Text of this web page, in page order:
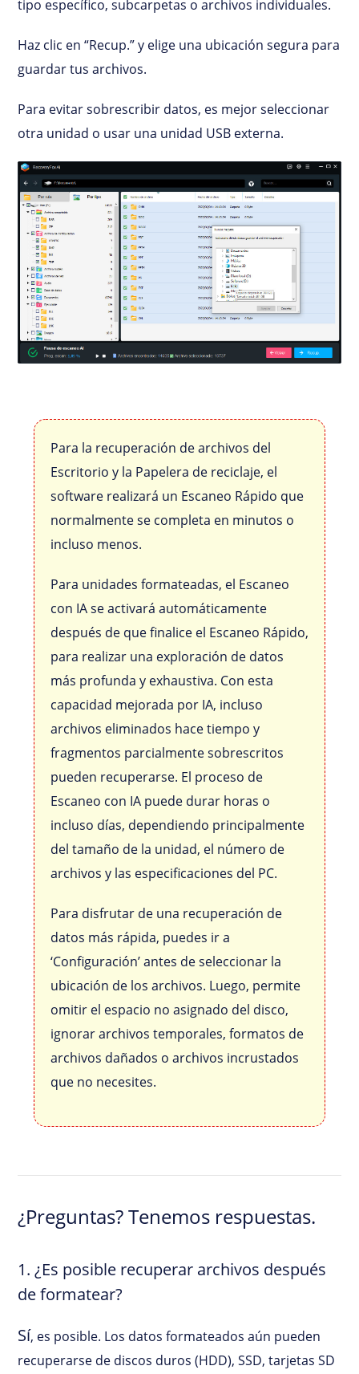
tipo específico, subcarpetas o archivos individuales.
Haz clic en “Recup.” y elige una ubicación segura para
guardar tus archivos.
Para evitar sobrescribir datos, es mejor seleccionar
otra unidad o usar una unidad USB externa.
Para la recuperación de archivos del
Escritorio y la Papelera de reciclaje, el
software realizará un Escaneo Rápido que
normalmente se completa en minutos o
incluso menos.
Para unidades formateadas, el Escaneo
con IA se activará automáticamente
después de que finalice el Escaneo Rápido,
para realizar una exploración de datos
más profunda y exhaustiva. Con esta
capacidad mejorada por IA, incluso
archivos eliminados hace tiempo y
fragmentos parcialmente sobrescritos
pueden recuperarse. El proceso de
Escaneo con IA puede durar horas o
incluso días, dependiendo principalmente
del tamaño de la unidad, el número de
archivos y las especificaciones del PC.
Para disfrutar de una recuperación de
datos más rápida, puedes ir a
‘Configuración’ antes de seleccionar la
ubicación de los archivos. Luego, permite
omitir el espacio no asignado del disco,
ignorar archivos temporales, formatos de
archivos dañados o archivos incrustados
que no necesites.
¿Preguntas? Tenemos respuestas.
1. ¿Es posible recuperar archivos después
de formatear?
Sí, es posible. Los datos formateados aún pueden
recuperarse de discos duros (HDD), SSD, tarjetas SD